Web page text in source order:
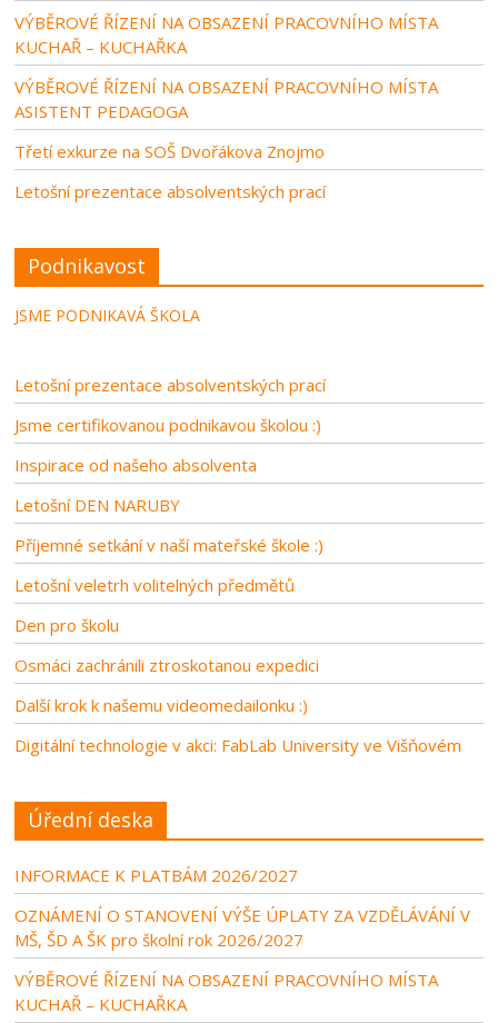
VÝBĚROVÉ ŘÍZENÍ NA OBSAZENÍ PRACOVNÍHO MÍSTA
KUCHAŘ – KUCHAŘKA
VÝBĚROVÉ ŘÍZENÍ NA OBSAZENÍ PRACOVNÍHO MÍSTA
ASISTENT PEDAGOGA
Třetí exkurze na SOŠ Dvořákova Znojmo
Letošní prezentace absolventských prací
Podnikavost
JSME PODNIKAVÁ ŠKOLA
Letošní prezentace absolventských prací
Jsme certifikovanou podnikavou školou :)
Inspirace od našeho absolventa
Letošní DEN NARUBY
Příjemné setkání v naší mateřské škole :)
Letošní veletrh volitelných předmětů
Den pro školu
Osmáci zachránili ztroskotanou expedici
Další krok k našemu videomedailonku :)
Digitální technologie v akci: FabLab University ve Višňovém
Úřední deska
INFORMACE K PLATBÁM 2026/2027
OZNÁMENÍ O STANOVENÍ VÝŠE ÚPLATY ZA VZDĚLÁVÁNÍ V
MŠ, ŠD A ŠK pro školní rok 2026/2027
VÝBĚROVÉ ŘÍZENÍ NA OBSAZENÍ PRACOVNÍHO MÍSTA
KUCHAŘ – KUCHAŘKA